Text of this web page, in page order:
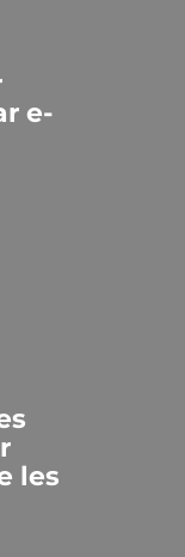
e-
les